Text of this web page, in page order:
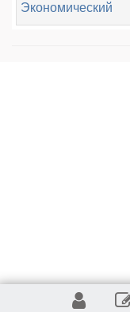
Экономический